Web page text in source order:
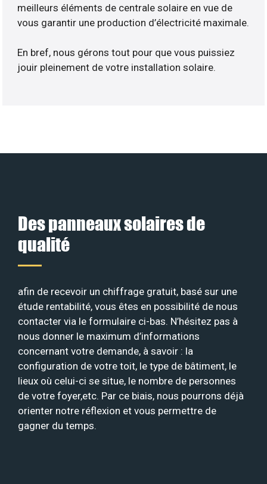
meilleurs éléments de centrale solaire en vue de
vous garantir une production d’électricité maximale.
En bref, nous gérons tout pour que vous puissiez
jouir pleinement de votre installation solaire.
Des panneaux solaires de
qualité
afin de recevoir un chiffrage gratuit, basé sur une
étude rentabilité, vous êtes en possibilité de nous
contacter via le formulaire ci-bas. N’hésitez pas à
nous donner le maximum d’informations
concernant votre demande, à savoir : la
configuration de votre toit, le type de bâtiment, le
lieux où celui-ci se situe, le nombre de personnes
de votre foyer,etc. Par ce biais, nous pourrons déjà
orienter notre réflexion et vous permettre de
gagner du temps.